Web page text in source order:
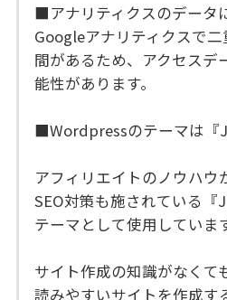
■アナリティクスのデータ
Googleアナリティクスで
間があるため、アクセスデ
能性があります。
■Wordpressのテーマは『
アフィリエイトのノウハウ
SEO対策も施されている
テーマとして使用していま
サイト作成の知識がなくて
読みやすいサイトを作成す